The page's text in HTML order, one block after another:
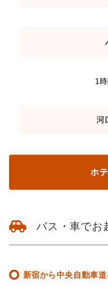
バス・車でお
新宿から中央自動車道